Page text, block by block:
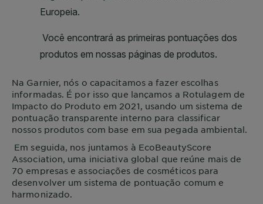
Na Garnier, nós o capacitamos a fazer escolhas
informadas. É por isso que lançamos a Rotulagem de
Impacto do Produto em 2021, usando um sistema de
pontuação transparente interno para classificar
nossos produtos com base em sua pegada ambiental.
Em seguida, nos juntamos à EcoBeautyScore
Association, uma iniciativa global que reúne mais de
70 empresas e associações de cosméticos para
desenvolver um sistema de pontuação comum e
harmonizado.